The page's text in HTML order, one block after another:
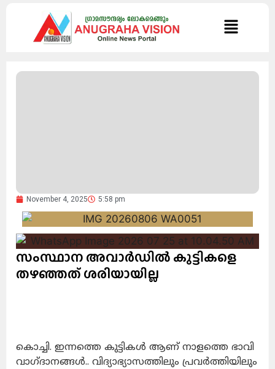
November 4, 2025 5:58 pm
സംസ്ഥാന അവാർഡിൽ കുട്ടികളെ
തഴഞ്ഞത് ശരിയായില്ല
കൊച്ചി. ഇന്നത്തെ കുട്ടികൾ ആണ് നാളത്തെ ഭാവി
വാഗ്ദാനങ്ങൾ.. വിദ്യാഭ്യാസത്തിലും പ്രവർത്തിയിലും